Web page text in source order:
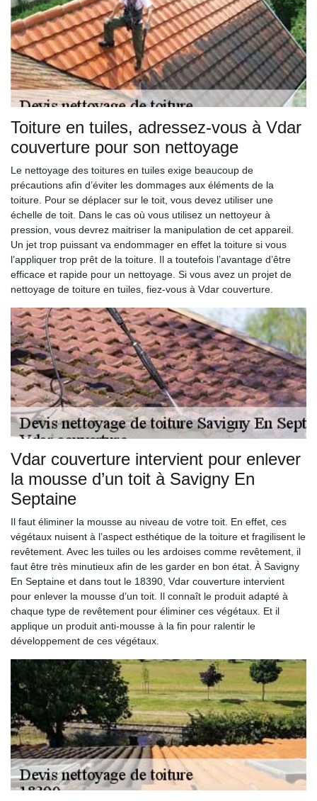
Toiture en tuiles, adressez-vous à Vdar
couverture pour son nettoyage
Le nettoyage des toitures en tuiles exige beaucoup de
précautions afin d’éviter les dommages aux éléments de la
toiture. Pour se déplacer sur le toit, vous devez utiliser une
échelle de toit. Dans le cas où vous utilisez un nettoyeur à
pression, vous devrez maitriser la manipulation de cet appareil.
Un jet trop puissant va endommager en effet la toiture si vous
l’appliquer trop prêt de la toiture. Il a toutefois l’avantage d’être
efficace et rapide pour un nettoyage. Si vous avez un projet de
nettoyage de toiture en tuiles, fiez-vous à Vdar couverture.
Vdar couverture intervient pour enlever
la mousse d’un toit à Savigny En
Septaine
Il faut éliminer la mousse au niveau de votre toit. En effet, ces
végétaux nuisent à l’aspect esthétique de la toiture et fragilisent le
revêtement. Avec les tuiles ou les ardoises comme revêtement, il
faut être très minutieux afin de les garder en bon état. À Savigny
En Septaine et dans tout le 18390, Vdar couverture intervient
pour enlever la mousse d’un toit. Il connaît le produit adapté à
chaque type de revêtement pour éliminer ces végétaux. Et il
applique un produit anti-mousse à la fin pour ralentir le
développement de ces végétaux.